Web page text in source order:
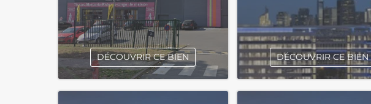
DÉCOUVRIR CE BIEN DÉCOUVRIR CE BIEN